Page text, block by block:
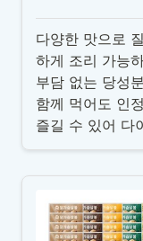
다양한 맛으로
하게 조리 가능
부담 없는 당성
함께 먹어도 인
즐길 수 있어 다